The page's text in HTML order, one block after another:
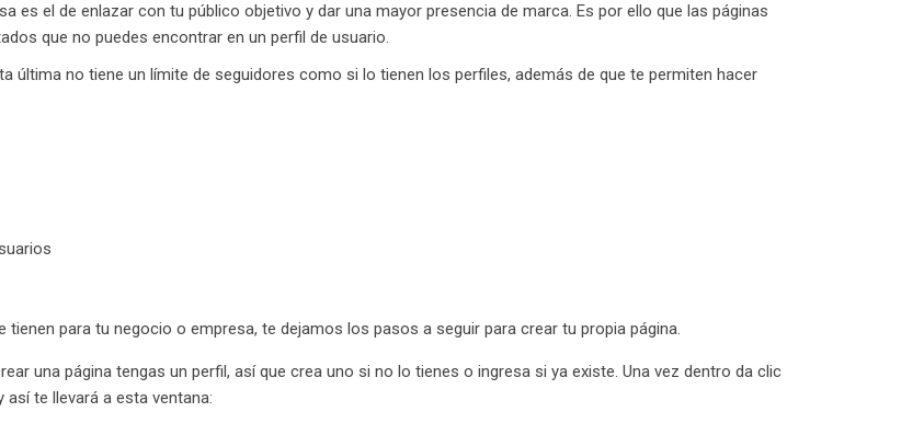
es el de enlazar con tu público objetivo y dar una mayor presencia de marca. Es por ello que las páginas
que no puedes encontrar en un perfil de usuario.
última no tiene un límite de seguidores como si lo tienen los perfiles, además de que te permiten hacer
para tu negocio o empresa, te dejamos los pasos a seguir para crear tu propia página.
una página tengas un perfil, así que crea uno si no lo tienes o ingresa si ya existe. Una vez dentro da clic
así te llevará a esta ventana: